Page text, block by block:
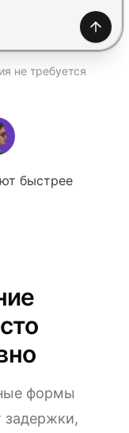
не требуется
быстрее
формы
задержки,